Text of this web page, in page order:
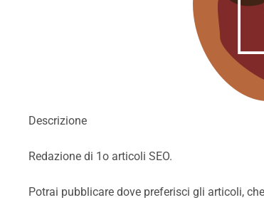
Descrizione
Redazione di 1o articoli SEO.
Potrai pubblicare dove preferisci gli articoli,